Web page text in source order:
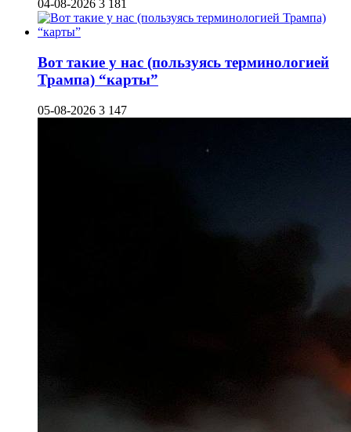
04-08-2026 3 181
Вот такие у нас (пользуясь терминологией
Трампа) “карты”
05-08-2026 3 147